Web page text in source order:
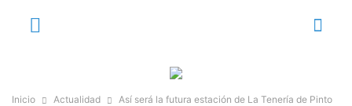
Inicio Actualidad Así será la futura estación de La Tenería de Pinto